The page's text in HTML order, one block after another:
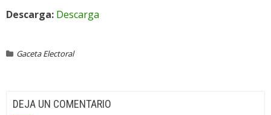
Descarga: Descarga
Gaceta Electoral
DEJA UN COMENTARIO